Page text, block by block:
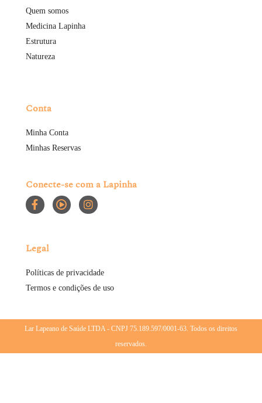
Quem somos
Medicina Lapinha
Estrutura
Natureza
Conta
Minha Conta
Minhas Reservas
Conecte-se com a Lapinha
Legal
Políticas de privacidade
Termos e condições de uso
Lar Lapeano de Saúde LTDA - CNPJ 75.189.597/0001-63. Todos os direitos
reservados.